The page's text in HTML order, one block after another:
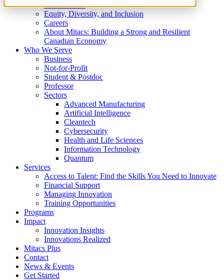
What We Do
Equity, Diversity, and Inclusion
Careers
About Mitacs: Building a Strong and Resilient
Canadian Economy
Who We Serve
Business
Not-for-Profit
Student & Postdoc
Professor
Sectors
Advanced Manufacturing
Artificial Intelligence
Cleantech
Cybersecurity
Health and Life Sciences
Information Technology
Quantum
Services
Access to Talent: Find the Skills You Need to Innovate
Financial Support
Managing Innovation
Training Opportunities
Programs
Impact
Innovation Insights
Innovations Realized
Mitacs Plus
Contact
News & Events
Get Started